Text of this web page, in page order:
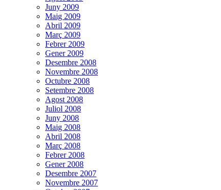
Juny 2009
Maig 2009
Abril 2009
Març 2009
Febrer 2009
Gener 2009
Desembre 2008
Novembre 2008
Octubre 2008
Setembre 2008
Agost 2008
Juliol 2008
Juny 2008
Maig 2008
Abril 2008
Març 2008
Febrer 2008
Gener 2008
Desembre 2007
Novembre 2007